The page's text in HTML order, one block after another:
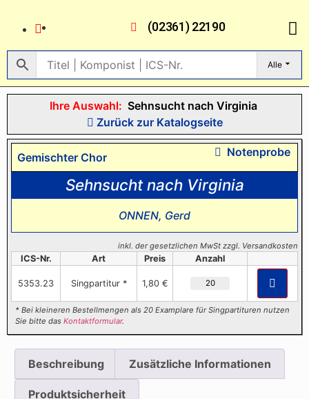
(02361) 22190
Alle
Ihre Auswahl: Sehnsucht nach Virginia
Zurück zur Katalogseite
Gemischter Chor Notenprobe
Sehnsucht nach Virginia
ONNEN, Gerd
inkl. der gesetzlichen MwSt zzgl. Versandkosten
ICS-Nr. Art Preis Anzahl
5353.23 Singpartitur * 1,80 €
* Bei kleineren Bestellmengen als 20 Examplare für Singpartituren nutzen
Sie bitte dasKontaktformular.
Beschreibung Zusätzliche Informationen
Produktsicherheit